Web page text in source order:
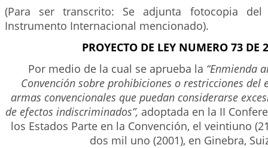
(Para ser transcrito: Se adjunta fotocopia
Instrumento Internacional mencionado).
PROYECTO DE LEY NUMERO 73 DE
Por medio de la cual se aprueba la “Enmienda
Convención sobre prohibiciones o restricciones del
armas convencionales que puedan considerarse
de efectos indiscriminados”, adoptada en la II
los Estados Parte en la Convención, el veintiuno
dos mil uno (2001), en Ginebra,